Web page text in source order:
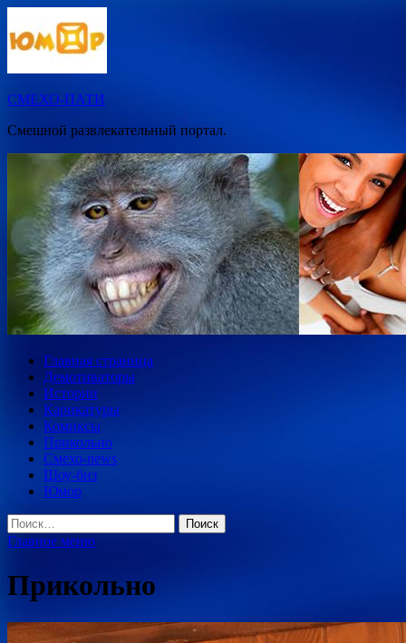
к
содержимому
СМЕХО-ПАТИ
Смешной развлекательный портал.
Главная страница
Демотиваторы
Истории
Карикатуры
Комиксы
Прикольно
Смехо-news
Шоу-биз
Юмор
Найти:
Главное меню
Прикольно